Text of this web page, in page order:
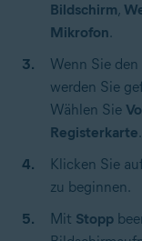
Bildschirm,
Mikrofon.
Wenn Sie
werden Sie
Wählen Sie
Registerkarte.
Klicken Sie
zu beginnen.
Mit Stopp